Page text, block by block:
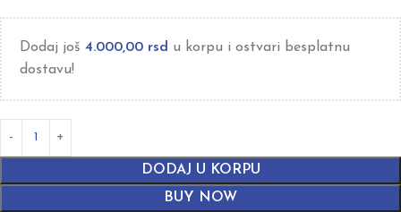
Dodaj još 4.000,00 rsd u korpu i ostvari besplatnu
dostavu!
DODAJ U KORPU
BUY NOW